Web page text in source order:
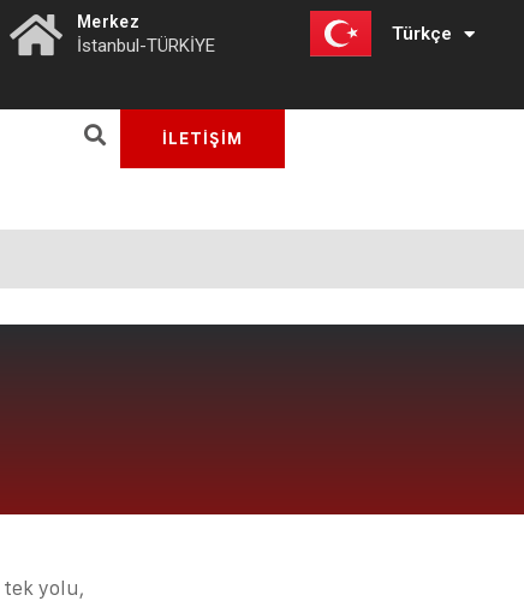
Merkez
İstanbul-TÜRKİYE
Türkçe
English
İLETİŞİM
tek yolu,